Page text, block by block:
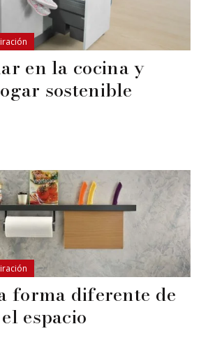
en la cocina y
sostenible
forma diferente de
espacio